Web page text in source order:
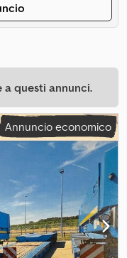
a questi annunci.
Annuncio economico